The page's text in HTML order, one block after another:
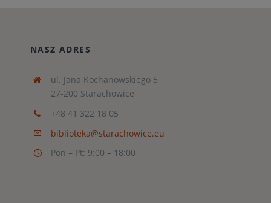
NASZ ADRES
ul. Jana Kochanowskiego 5
27-200 Starachowice
+48 41 322 18 05
biblioteka@starachowice.eu
Pon – Pt: 9:00 – 18:00